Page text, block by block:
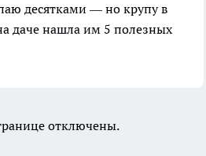
десятками — но крупу в
даче нашла им 5 полезных
отключены.